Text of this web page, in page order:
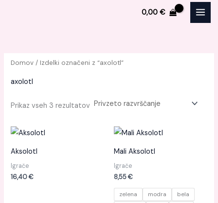
0,00 €
e
n
e
Domov / Izdelki označeni z “axolotl”
axolotl
Prikaz vseh 3 rezultatov
Aksolotl
Igrače
16,40€
Mali Aksolotl
Igrače
8,55€
zelena modra
bela